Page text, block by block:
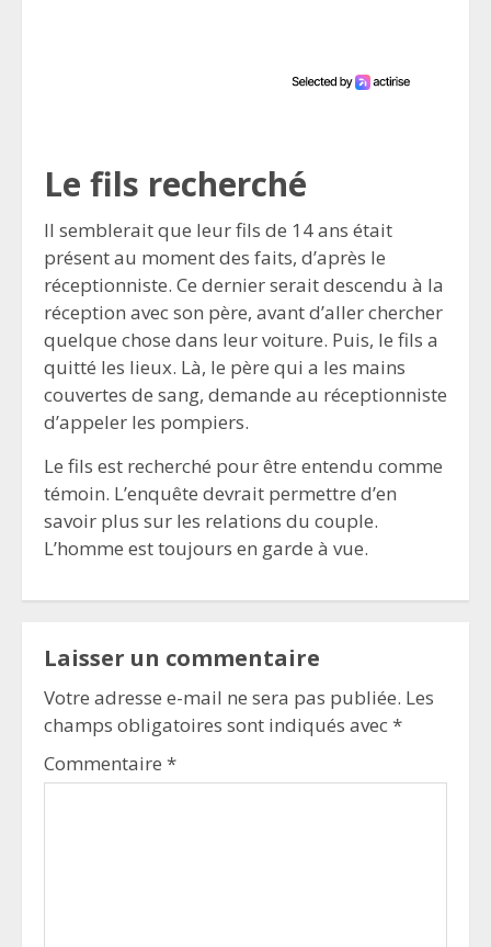
Le fils recherché
Il semblerait que leur fils de 14 ans était
présent au moment des faits, d’après le
réceptionniste. Ce dernier serait descendu à la
réception avec son père, avant d’aller chercher
quelque chose dans leur voiture. Puis, le fils a
quitté les lieux. Là, le père qui a les mains
couvertes de sang, demande au réceptionniste
d’appeler les pompiers.
Le fils est recherché pour être entendu comme
témoin. L’enquête devrait permettre d’en
savoir plus sur les relations du couple.
L’homme est toujours en garde à vue.
Laisser un commentaire
Votre adresse e-mail ne sera pas publiée. Les
champs obligatoires sont indiqués avec*
Commentaire *